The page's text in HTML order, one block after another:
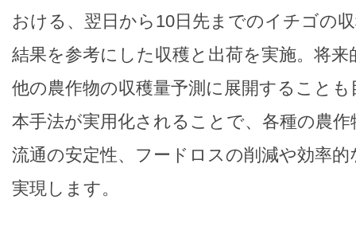
おける、翌日から10日先までのイチゴの
結果を参考にした収穫と出荷を実施。将
他の農作物の収穫量予測に展開することも
本手法が実用化されることで、各種の農
流通の安定性、フードロスの削減や効率
実現します。